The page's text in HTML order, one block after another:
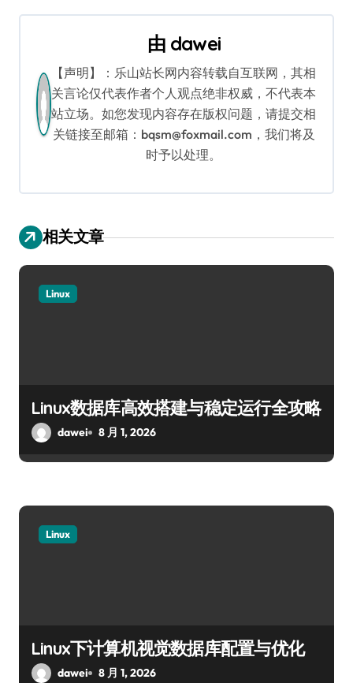
由 dawei
【声明】：乐山站长网内容转载自互联网，其相
关言论仅代表作者个人观点绝非权威，不代表本
站立场。如您发现内容存在版权问题，请提交相
关链接至邮箱：bqsm@foxmail.com，我们将及
时予以处理。
相关文章
Linux
Linux数据库高效搭建与稳定运行全攻略
dawei 8 月 1, 2026
Linux
Linux下计算机视觉数据库配置与优化
dawei 8 月 1, 2026